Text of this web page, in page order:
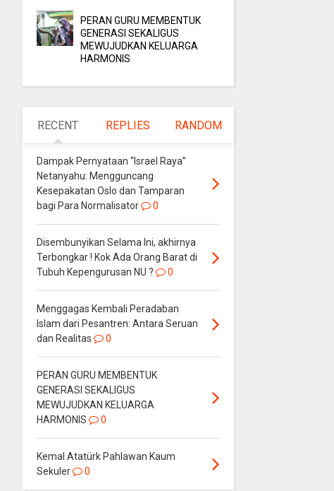
PERAN GURU MEMBENTUK
GENERASI SEKALIGUS
MEWUJUDKAN KELUARGA
HARMONIS
RECENT REPLIES RANDOM
Dampak Pernyataan “Israel Raya”
Netanyahu: Mengguncang
Kesepakatan Oslo dan Tamparan
bagi Para Normalisator
0
Disembunyikan Selama Ini, akhirnya
Terbongkar ! Kok Ada Orang Barat di
Tubuh Kepengurusan NU ?
0
Menggagas Kembali Peradaban
Islam dari Pesantren: Antara Seruan
dan Realitas
0
PERAN GURU MEMBENTUK
GENERASI SEKALIGUS
MEWUJUDKAN KELUARGA
HARMONIS
0
Kemal Atatürk Pahlawan Kaum
Sekuler
0